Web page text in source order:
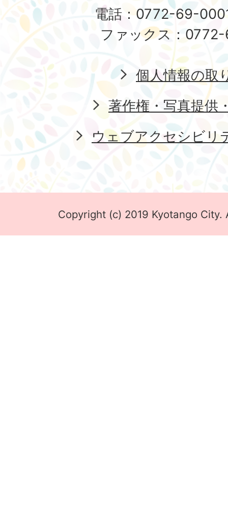
電話：0772-69-
ファックス：
個人情報の取
著作権・写真提供
ウェブアクセシビリ
Copyright (c) 2019 Kyotango City.